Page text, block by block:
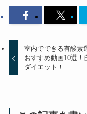
室内でできる有酸素
おすすめ動画10選！
ダイエット！